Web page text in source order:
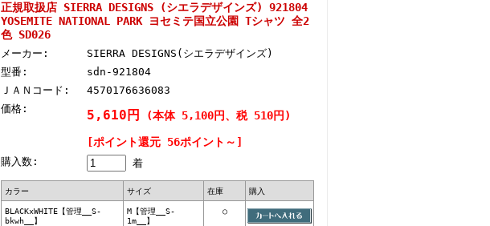
正規取扱店 SIERRA DESIGNS (シエラデザインズ) 921804
YOSEMITE NATIONAL PARK ヨセミテ国立公園 Tシャツ 全2
色 SD026
メーカー:
SIERRA DESIGNS(シエラデザインズ)
型番:
sdn-921804
ＪＡＮコード:
4570176636083
価格:
5,610円 (本体 5,100円、税 510円)
[ポイント還元 56ポイント～]
購入数: 着
カラー サイズ 在庫 購入
BLACKxWHITE【管理__S-
bkwh__】
M【管理__S-
1m__】
○